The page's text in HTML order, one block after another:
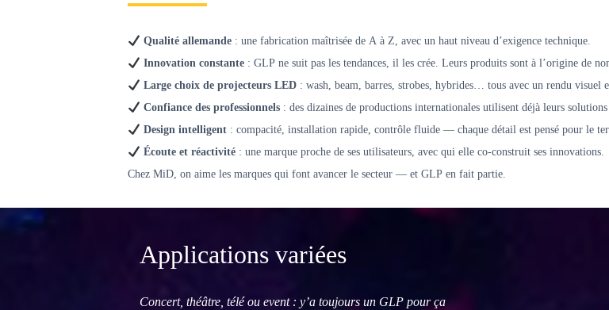
Qualité allemande : une fabrication maîtrisée de A à Z, avec un haut niveau d’exigence technique.
Innovation constante : GLP ne suit pas les tendances, il les crée. Leurs produits sont à l’origine de
Large choix de projecteurs LED : wash, beam, barres, strobes, hybrides… tous avec un rendu visuel
Confiance des professionnels : des dizaines de productions internationales utilisent déjà leurs
Design intelligent : compacité, installation rapide, contrôle fluide — chaque détail est pensé pour le
Écoute et réactivité : une marque proche de ses utilisateurs, avec qui elle co-construit ses innovations.
Chez MiD, on aime les marques qui font avancer le secteur — et GLP en fait partie.
Applications variées
Concert, théâtre, télé ou event : y’a toujours un GLP pour ça